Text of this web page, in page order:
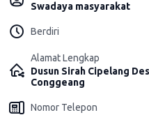
Swadaya masyarakat
Berdiri
Alamat Lengkap
Dusun Sirah Cipelang
Conggeang
Nomor Telepon